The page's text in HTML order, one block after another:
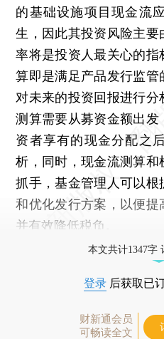
的基础设施项目现金流
生，因此其投资风险主
率将是投资人最关心的指
算即是满足产品发行监管
对未来的投资回报进行
测算需要从募资金额出
资者享有的现金分配之
析，同时，现金流测算
抓手，基金管理人可以
和优化发行方案，以便
并有效降低税负。
本文共计1347字
登录 后获取已
财新通会员
可畅读全文